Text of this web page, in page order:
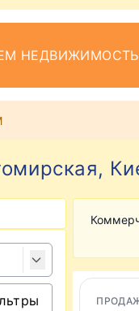
НЕДВИЖИМОСТЬ